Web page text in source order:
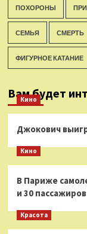
ПОХОРОНЫ
СЕМЬЯ СМЕРТЬ
ФИГУРНОЕ КАТАНИЕ
Вам будет
Кино
Джокович
Кино
В Париже
и 30 пассажиров
Красота